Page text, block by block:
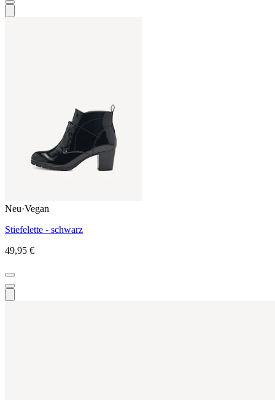
Neu·Vegan
Stiefelette - schwarz
49,95 €